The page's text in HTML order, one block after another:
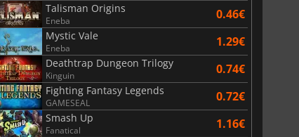
Talisman Origins
Eneba 0.46€
Mystic Vale
Eneba 1.29€
Deathtrap Dungeon Trilogy
Kinguin 0.74€
Fighting Fantasy Legends
GAMESEAL 0.72€
Smash Up
Fanatical 1.16€